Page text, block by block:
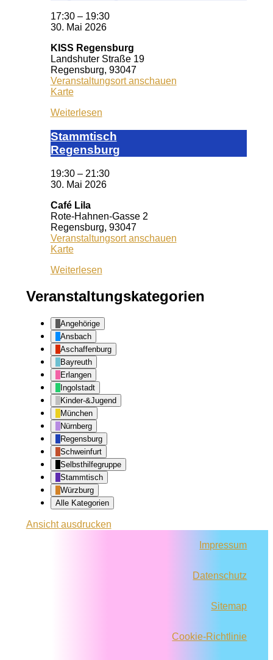
17:30 – 19:30
30. Mai 2026
KISS Regensburg
Landshuter Straße 19
Regensburg, 93047
Veranstaltungsort anschauen
KarteKISS
Weiterlesen
Stamm­tisch
Reg­ens­burg
19:30 – 21:30
30. Mai 2026
Café Lila
Rote-Hahnen-Gasse 2
Regensburg, 93047
Veranstaltungsort anschauen
KarteCafé
Weiterlesen
Veranstaltungskategorien
Angehörige
Ansbach
Aschaffenburg
Bayreuth
Erlangen
Ingolstadt
Kinder-&Jugend
München
Nürnberg
Regensburg
Schweinfurt
Selbsthilfegruppe
Stammtisch
Würzburg
Alle Kategorien
Ansichtausdrucken
Impressum
Datenschutz
Sitemap
Cookie-Richtlinie